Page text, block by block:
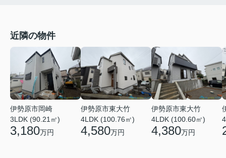
近隣の物件
伊勢原市岡崎
3LDK (90.21㎡)
3,180万円
伊勢原市東大竹
4LDK (100.76㎡)
4,580万円
伊勢原市東大竹
4LDK (100.60㎡)
4,380万円